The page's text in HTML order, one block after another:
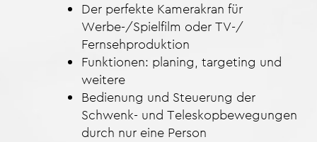
Der perfekte Kamerakran für
Werbe-/Spielfilm oder TV-/
Fernsehproduktion
Funktionen: planing, targeting und
weitere
Bedienung und Steuerung der
Schwenk- und Teleskopbewegungen
durch nur eine Person